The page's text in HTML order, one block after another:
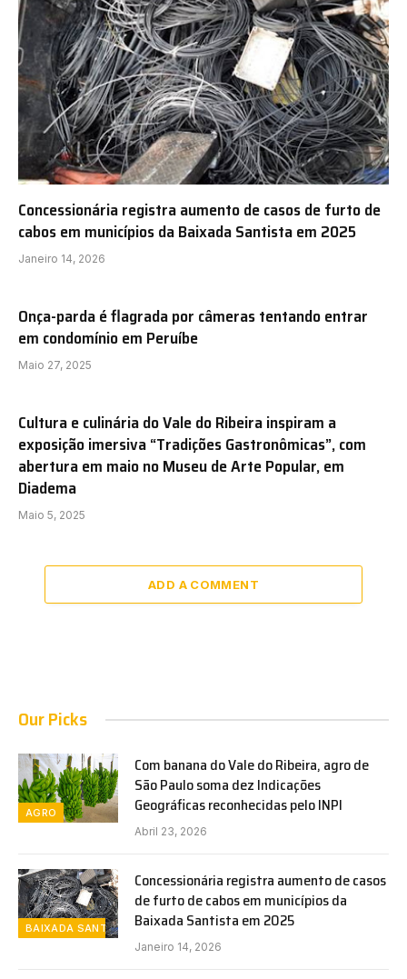
Concessionária registra aumento de casos de furto de
cabos em municípios da Baixada Santista em 2025
Janeiro 14, 2026
Onça-parda é flagrada por câmeras tentando entrar
em condomínio em Peruíbe
Maio 27, 2025
Cultura e culinária do Vale do Ribeira inspiram a
exposição imersiva “Tradições Gastronômicas”, com
abertura em maio no Museu de Arte Popular, em
Diadema
Maio 5, 2025
ADD A COMMENT
Our Picks
AGRO
Com banana do Vale do Ribeira, agro de
São Paulo soma dez Indicações
Geográficas reconhecidas pelo INPI
Abril 23, 2026
BAIXADA SANTISTA
Concessionária registra aumento de casos
de furto de cabos em municípios da
Baixada Santista em 2025
Janeiro 14, 2026